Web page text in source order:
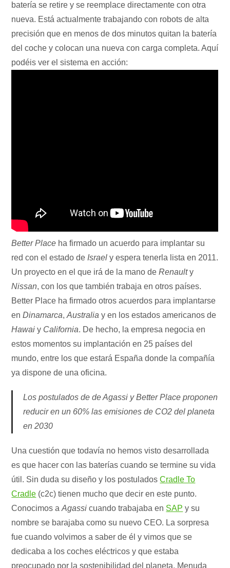
batería se retire y se reemplace directamente con otra
nueva. Está actualmente trabajando con robots de alta
precisión que en menos de dos minutos quitan la batería
del coche y colocan una nueva con carga completa. Aquí
podéis ver el sistema en acción:
Better Place ha firmado un acuerdo para implantar su
red con el estado de Israel y espera tenerla lista en 2011.
Un proyecto en el que irá de la mano deRenaulty
Nissan, con los que también trabaja en otros países.
Better Place ha firmado otros acuerdos para implantarse
enDinamarca,Australia y en los estados americanos de
Hawai y California. De hecho, la empresa negocia en
estos momentos su implantación en 25 países del
mundo, entre los que estará España donde la compañía
ya dispone de una oficina.
Los postulados de de Agassi y Better Place proponen
reducir en un 60% las emisiones de CO2 del planeta
en 2030
Una cuestión que todavía no hemos visto desarrollada
es que hacer con las baterías cuando se termine su vida
útil. Sin duda su diseño y los postuladosCradle To
Cradle (c2c) tienen mucho que decir en este punto.
Conocimos aAgassi cuando trabajaba en SAP y su
nombre se barajaba como su nuevo CEO. La sorpresa
fue cuando volvimos a saber de él y vimos que se
dedicaba a los coches eléctricos y que estaba
preocupado por la sostenibilidad del planeta. Menuda